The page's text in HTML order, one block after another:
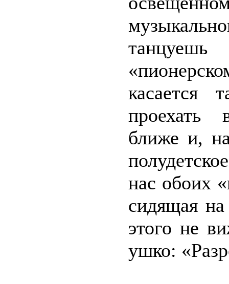
проехать
ближе и,
нас обоих
сидящая
этого не
ушко: